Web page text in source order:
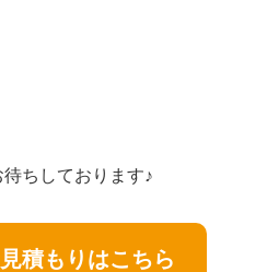
ちしております♪
積もりはこちら